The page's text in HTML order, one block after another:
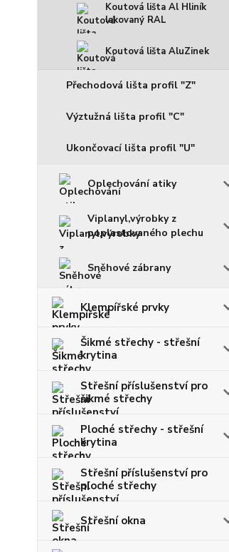
Koutová lišta Al Hliník
lakovaný RAL
Koutová lišta AluZinek
Přechodová lišta profil "Z"
Výztužná lišta profil "C"
Ukončovací lišta profil "U"
Oplechování atiky
Viplanyl,výrobky z
poplastovaného plechu
Sněhové zábrany
Klempířské prvky
Šikmé střechy - střešní
krytina
Střešní příslušenství pro
šikmé střechy
Ploché střechy - střešní
krytina
Střešní příslušenství pro
ploché střechy
Střešní okna